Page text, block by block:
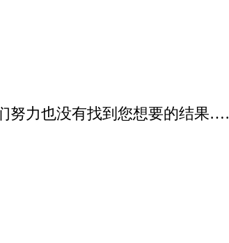
努力也没有找到您想要的结果